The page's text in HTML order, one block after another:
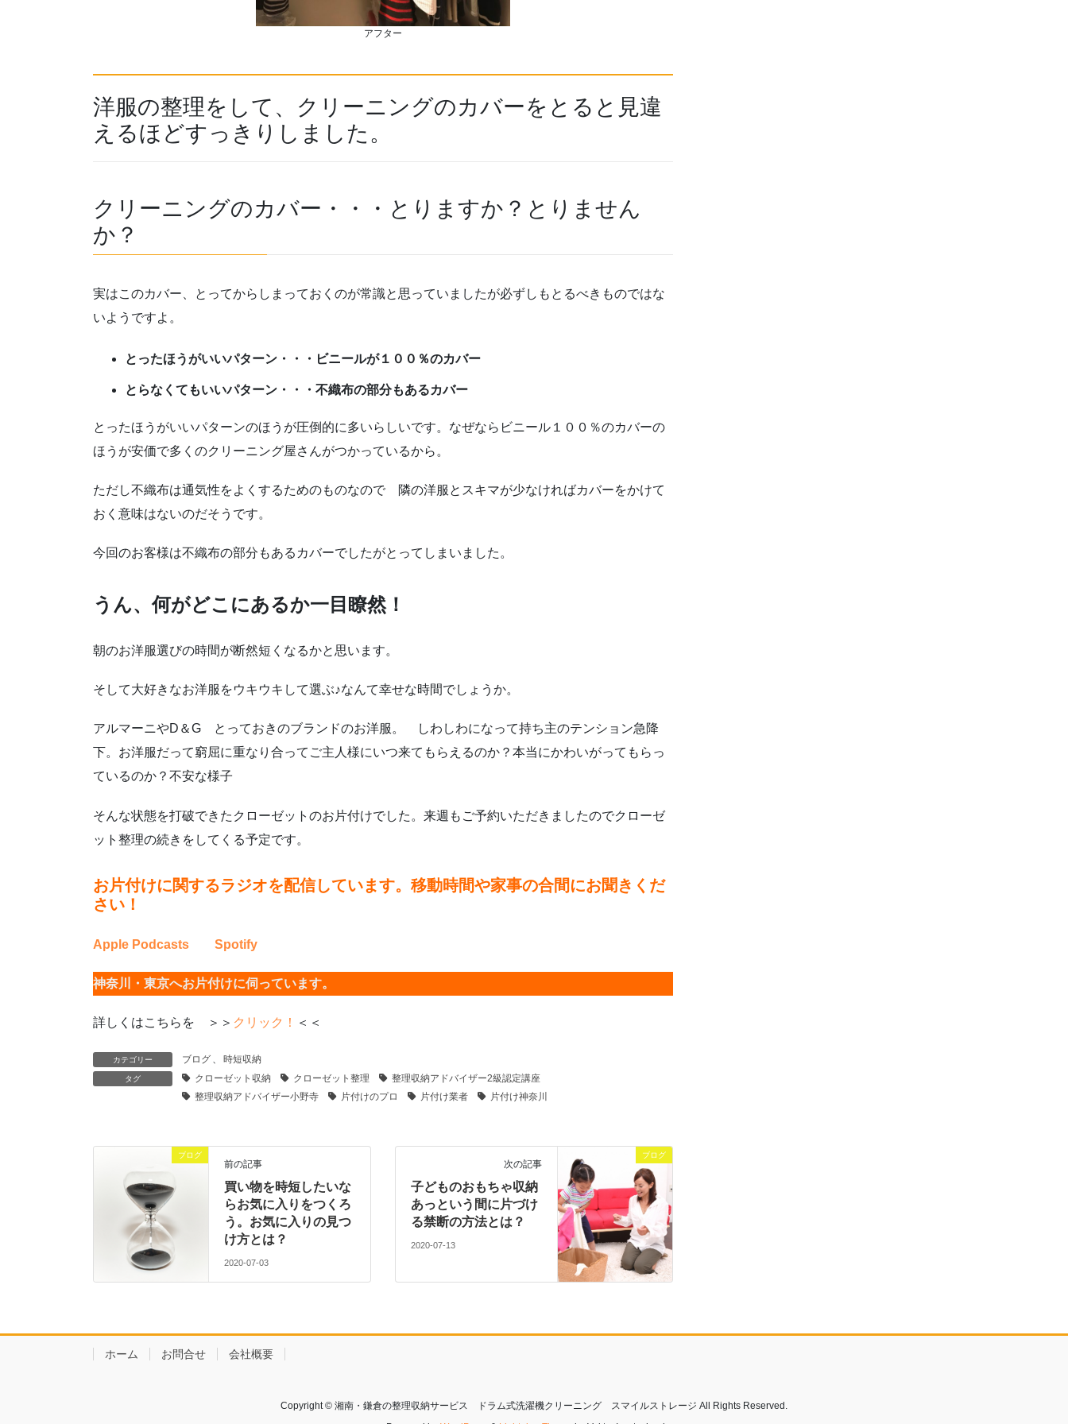
アフター
洋服の整理をして、クリーニングのカバーをとると見違
えるほどすっきりしました。
クリーニングのカバー・・・とりますか？とりません
か？
実はこのカバー、とってからしまっておくのが常識と思っていましたが必ずしもとるべきものではな
いようですよ。
とったほうがいいパターン・・・ビニールが１００％のカバー
とらなくてもいいパターン・・・不織布の部分もあるカバー
とったほうがいいパターンのほうが圧倒的に多いらしいです。なぜならビニール１００％のカバーの
ほうが安価で多くのクリーニング屋さんがつかっているから。
ただし不織布は通気性をよくするためのものなので 隣の洋服とスキマが少なければカバーをかけて
おく意味はないのだそうです。
今回のお客様は不織布の部分もあるカバーでしたがとってしまいました。
うん、何がどこにあるか一目瞭然！
朝のお洋服選びの時間が断然短くなるかと思います。
そして大好きなお洋服をウキウキして選ぶ♪なんて幸せな時間でしょうか。
アルマーニやD＆G とっておきのブランドのお洋服。 しわしわになって持ち主のテンション急降
下。お洋服だって窮屈に重なり合ってご主人様にいつ来てもらえるのか？本当にかわいがってもらっ
ているのか？不安な様子
そんな状態を打破できたクローゼットのお片付けでした。来週もご予約いただきましたのでクローゼ
ット整理の続きをしてくる予定です。
お片付けに関するラジオを配信しています。移動時間や家事の合間にお聞きくだ
さい！
Apple Podcasts Spotify
神奈川・東京へお片付けに伺っています。
詳しくはこちらを ＞＞ クリック！ ＜＜
カテゴリー ブログ 、 時短収納
タグ クローゼット収納 クローゼット整理
整理収納アドバイザー2級認定講座
整理収納アドバイザー小野寺
片付けのプロ 片付け業者 片付け神奈川
ブログ
前の記事
買い物を時短したいな
らお気に入りをつくろ
う。お気に入りの見つ
け方とは？
2020-07-03
ブログ
次の記事
子どものおもちゃ収納
あっという間に片づけ
る禁断の方法とは？
2020-07-13
ホーム お問合せ 会社概要
Copyright © 湘南・鎌倉の整理収納サービス ドラム式洗濯機クリーニング スマイルストレージ All Rights Reserved.